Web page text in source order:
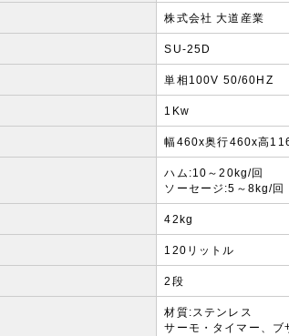
株式会社 大道産業
SU-25D
単相100V 50/60HZ
1Kw
幅460x奥行460x高
ハム:10～20kg/回
ソーセージ:5～8kg/回
42kg
120リットル
2段
材質:ステンレス
サーモ・タイマー、ブ